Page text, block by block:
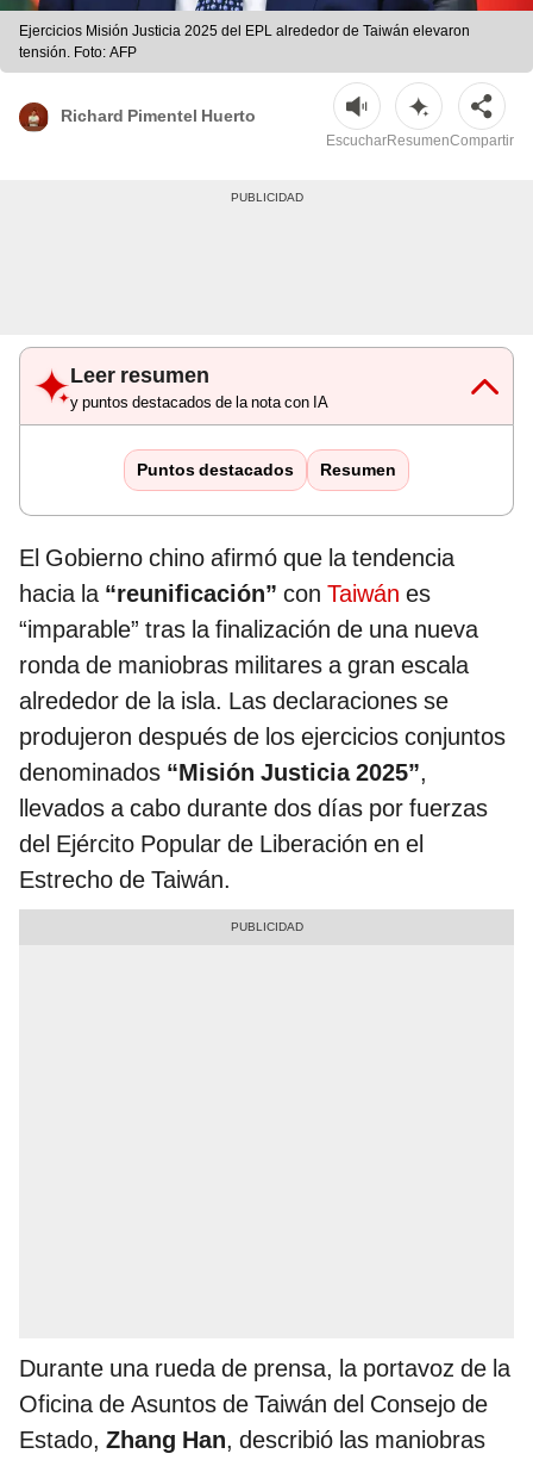
Ejercicios Misión Justicia 2025 del EPL alrededor de Taiwán elevaron
tensión. Foto: AFP
Richard Pimentel Huerto
EscucharResumenCompartir
Leer resumen
y puntos destacados de la nota con IA
Puntos destacados Resumen
El Gobierno chino afirmó que la tendencia
hacia la “reunificación” con Taiwán es
“imparable” tras la finalización de una nueva
ronda de maniobras militares a gran escala
alrededor de la isla. Las declaraciones se
produjeron después de los ejercicios conjuntos
denominados “Misión Justicia 2025”,
llevados a cabo durante dos días por fuerzas
del Ejército Popular de Liberación en el
Estrecho de Taiwán.
Durante una rueda de prensa, la portavoz de la
Oficina de Asuntos de Taiwán del Consejo de
Estado, Zhang Han, describió las maniobras